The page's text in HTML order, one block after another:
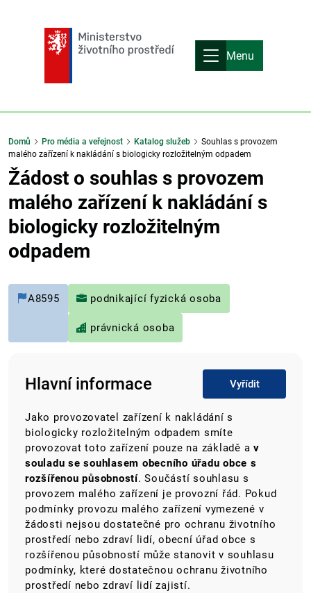
Menu
Domů Pro média a veřejnost Katalog služeb
Souhlas s provozem
malého zařízení k nakládání s biologicky rozložitelným odpadem
Žádost o souhlas s provozem
malého zařízení k nakládání s
biologicky rozložitelným
odpadem
A8595 podnikající fyzická osoba
právnická osoba
Hlavní informace Vyřídit
Jako provozovatel zařízení k nakládání s
biologicky rozložitelným odpadem smíte
provozovat toto zařízení pouze na základě a v
souladu se souhlasem obecního úřadu obce s
rozšířenou působností. Součástí souhlasu s
provozem malého zařízení je provozní řád. Pokud
podmínky provozu malého zařízení vymezené v
žádosti nejsou dostatečné pro ochranu životního
prostředí nebo zdraví lidí, obecní úřad obce s
rozšířenou působností může stanovit v souhlasu
podmínky, které dostatečnou ochranu životního
prostředí nebo zdraví lidí zajistí.